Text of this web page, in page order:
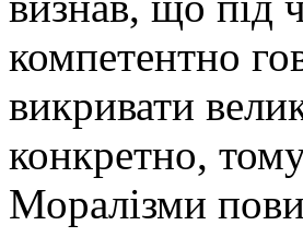
компетентно
викривати
конкретно,
Моралізми